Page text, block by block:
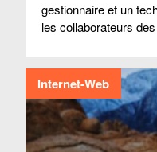
gestionnaire et un
les collaborateurs
Internet-Web